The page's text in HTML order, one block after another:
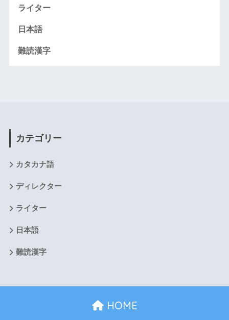
ライター
日本語
難読漢字
カテゴリー
カタカナ語
ディレクター
ライター
日本語
難読漢字
HOME